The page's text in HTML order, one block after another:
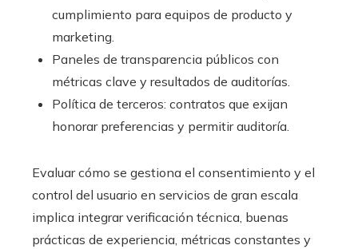
cumplimiento para equipos de producto y
marketing.
Paneles de transparencia públicos con
métricas clave y resultados de auditorías.
Política de terceros: contratos que exijan
honorar preferencias y permitir auditoría.
Evaluar cómo se gestiona el consentimiento y el
control del usuario en servicios de gran escala
implica integrar verificación técnica, buenas
prácticas de experiencia, métricas constantes y